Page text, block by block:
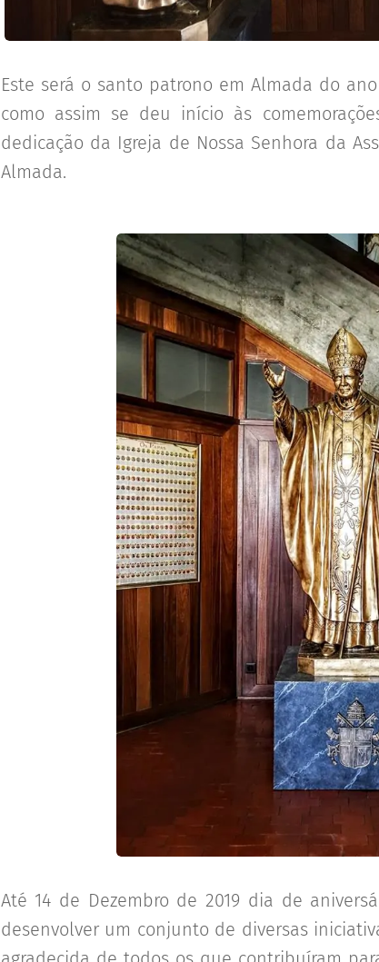
Este será o santo patrono em Almada do
como assim se deu início às
dedicação da Igreja de Nossa Senhora da
Almada.
Até 14 de Dezembro de 2019 dia de
desenvolver um conjunto de diversas